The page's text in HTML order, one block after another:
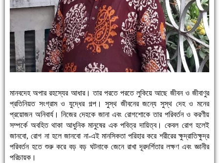
মানবদেহ অপার রহস্যের আধার। তার পরতে পরতে লুকিয়ে আছে জীবন ও জীবাণুর
প্রতিনিয়ত সংগ্রাম ও যুদ্ধের গল্প। সুস্থ জীবনের জন্যে সুস্থ দেহ ও মনের
প্রয়োজন অনিবার্য। নিজের দেহকে জানা এবং রোগশোকে তার পরিবর্তন ও করণীয়
সম্পর্কে অবহিত থাকা আধুনিক মানুষের এক পবিত্র দায়িত্ব। কেবল রোগ হলেই
জানবো, রোগ না হলে জানবো না-এই মানসিকতা পরিহার করে শরীরের ক্ষুদ্রাতিক্ষুদ্র
পরিবর্তন হতে শুরু করে বড় বড় ঘটনাকে জেনে রাখা দূরদর্শিতার লক্ষণ এবং জ্ঞানীর
পরিচায়ক।